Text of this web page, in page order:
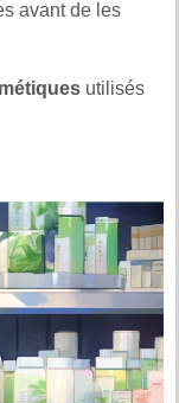
avant de les
utilisés